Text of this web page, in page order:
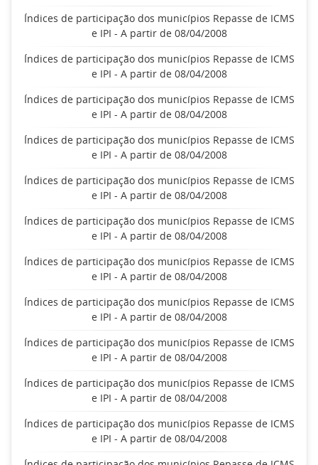
Índices de participação dos municípios Repasse de ICMS
e IPI - A partir de 08/04/2008
Índices de participação dos municípios Repasse de ICMS
e IPI - A partir de 08/04/2008
Índices de participação dos municípios Repasse de ICMS
e IPI - A partir de 08/04/2008
Índices de participação dos municípios Repasse de ICMS
e IPI - A partir de 08/04/2008
Índices de participação dos municípios Repasse de ICMS
e IPI - A partir de 08/04/2008
Índices de participação dos municípios Repasse de ICMS
e IPI - A partir de 08/04/2008
Índices de participação dos municípios Repasse de ICMS
e IPI - A partir de 08/04/2008
Índices de participação dos municípios Repasse de ICMS
e IPI - A partir de 08/04/2008
Índices de participação dos municípios Repasse de ICMS
e IPI - A partir de 08/04/2008
Índices de participação dos municípios Repasse de ICMS
e IPI - A partir de 08/04/2008
Índices de participação dos municípios Repasse de ICMS
e IPI - A partir de 08/04/2008